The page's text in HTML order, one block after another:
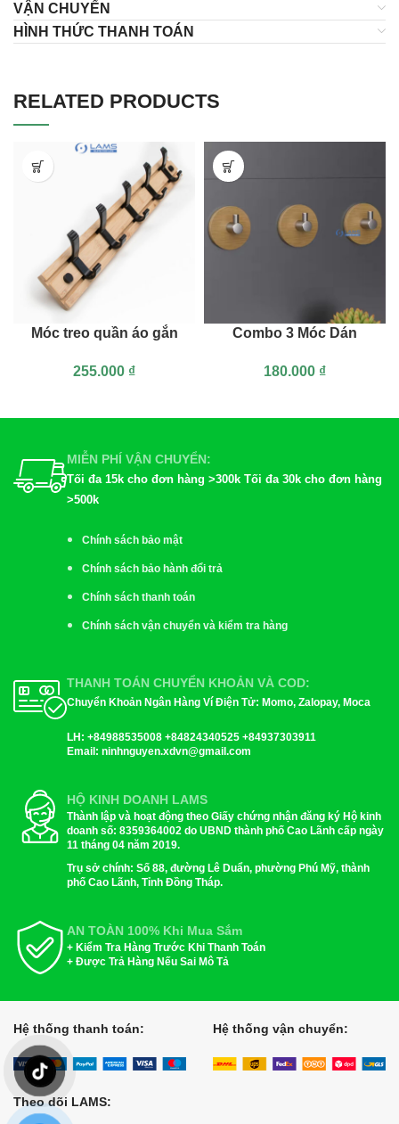
VẬN CHUYỂN
HÌNH THỨC THANH TOÁN
RELATED PRODUCTS
Móc treo quần áo gắn
móc di chuyển
255.000 ₫
Combo 3 Móc Dán
Móc Dán Tường Bằng
180.000 ₫
MIỄN PHÍ VẬN CHUYỂN:
Tối đa 15k cho đơn hàng >300k Tối đa 30k cho đơn hàng
>500k
Chính sách bảo mật
Chính sách bảo hành đổi trả
Chính sách thanh toán
Chính sách vận chuyển và kiểm tra hàng
THANH TOÁN CHUYỂN KHOẢN VÀ COD:
Chuyển Khoản Ngân Hàng Ví Điện Tử: Momo, Zalopay, Moca
LH: +84988535008 +84824340525 +84937303911
Email: ninhnguyen.xdvn@gmail.com
HỘ KINH DOANH LAMS
Thành lập và hoạt động theo Giấy chứng nhận đăng ký Hộ kinh
doanh số: 8359364002 do UBND thành phố Cao Lãnh cấp ngày
11 tháng 04 năm 2019.
Trụ sở chính: Số 88, đường Lê Duẩn, phường Phú Mỹ, thành
phố Cao Lãnh, Tỉnh Đồng Tháp.
AN TOÀN 100% Khi Mua Sắm
+ Kiểm Tra Hàng Trước Khi Thanh Toán
+ Được Trả Hàng Nếu Sai Mô Tả
Hệ thống thanh toán: Hệ thống vận chuyển:
Theo dõi LAMS: